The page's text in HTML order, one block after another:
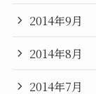
2014年9月
2014年8月
2014年7月